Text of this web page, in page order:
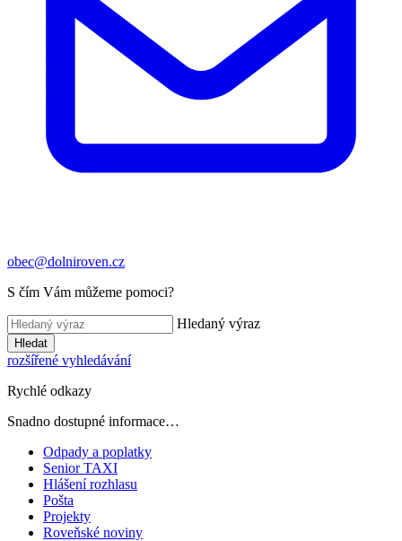
obec@dolniroven.cz
S čím Vám můžeme pomoci?
Hledaný výraz
Hledat
rozšířené vyhledávání
Rychlé odkazy
Snadno dostupné informace…
Odpady a poplatky
Senior TAXI
Hlášení rozhlasu
Pošta
Projekty
Roveňské noviny